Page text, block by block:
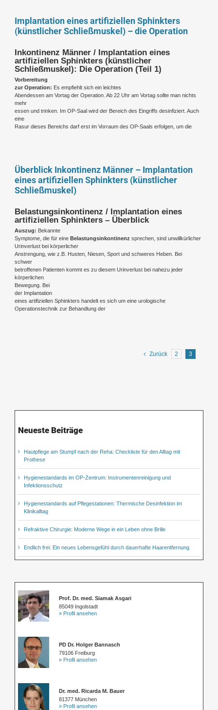
Implantation eines artifiziellen Sphinkters
(künstlicher Schließmuskel) – die Operation
Inkontinenz Männer / Implantation eines
artifiziellen Sphinkters (künstlicher
Schließmuskel): Die Operation (Teil 1)
Vorbereitung
zur Operation: Es empfiehlt sich ein leichtes
Abendessen am Vortag der Operation. Ab 22 Uhr am Vortag sollte man nichts
mehr
essen und trinken. Im OP-Saal wird der Bereich des Eingriffs desinfiziert. Auch
eine
Rasur dieses Bereichs darf erst im Vorraum des OP-Saals erfolgen, um die
Überblick Inkontinenz Männer – Implantation
eines artifiziellen Sphinkters (künstlicher
Schließmuskel)
Belastungsinkontinenz / Implantation eines
artifiziellen Sphinkters – Überblick
Auszug: Bekannte
Symptome, die für eine Belastungsinkontinenz sprechen, sind unwillkürlicher
Urinverlust bei körperlicher
Anstrengung, wie z.B. Husten, Niesen, Sport und schweres Heben. Bei
schwer
betroffenen Patienten kommt es zu diesem Urinverlust bei nahezu jeder
körperlichen
Bewegung. Bei
der Implantation
eines artifiziellen Sphinkters handelt es sich um eine urologische
Operationstechnik zur Behandlung der
Zurück 2 3
Neueste Beiträge
Hautpflege am Stumpf nach der Reha: Checkliste für den Alltag mit
Prothese
Hygienestandards im OP-Zentrum: Instrumentenreinigung und
Infektionsschutz
Hygienestandards auf Pflegestationen: Thermische Desinfektion im
Klinikalltag
Refraktive Chirurgie: Moderne Wege in ein Leben ohne Brille
Endlich frei: Ein neues Lebensgefühl durch dauerhafte Haarentfernung
Prof. Dr. med. Siamak Asgari
85049 Ingolstadt
» Profil ansehen
PD Dr. Holger Bannasch
79106 Freiburg
» Profil ansehen
Dr. med. Ricarda M. Bauer
81377 München
» Profil ansehen